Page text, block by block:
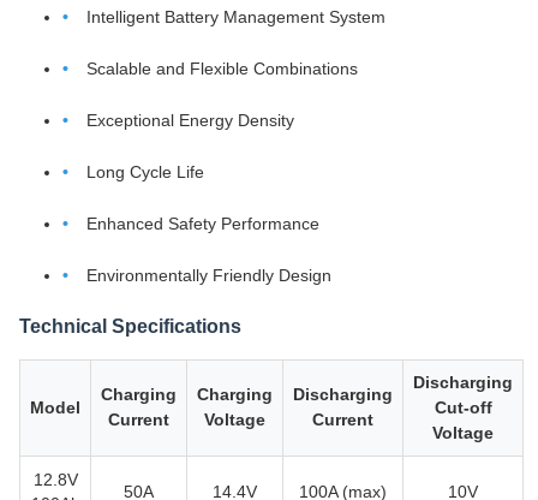
Intelligent Battery Management System
Scalable and Flexible Combinations
Exceptional Energy Density
Long Cycle Life
Enhanced Safety Performance
Environmentally Friendly Design
Technical Specifications
Model
Charging
Current
Charging
Voltage
Discharging
Current
Discharging
Cut-off
Voltage
12.8V
50A 14.4V 100A (max) 10V